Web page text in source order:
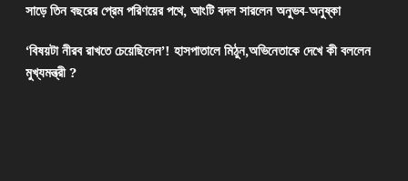
সাড়ে তিন বছরের প্রেম পরিণয়ের পথে, আংটি বদল সারলেন অনুভব-অনুষ্কা
‘বিষয়টা নীরব রাখতে চেয়েছিলেন’! হাসপাতালে মিঠুন,অভিনেতাকে দেখে কী বললেন
মুখ্যমন্ত্রী ?